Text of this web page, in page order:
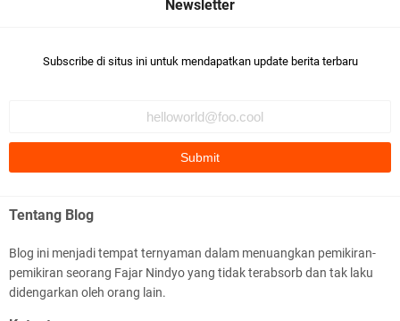
Subscribe di situs ini untuk mendapatkan update berita terbaru
Tentang Blog
Blog ini menjadi tempat ternyaman dalam menuangkan pemikiran-
pemikiran seorang Fajar Nindyo yang tidak terabsorb dan tak laku
didengarkan oleh orang lain.